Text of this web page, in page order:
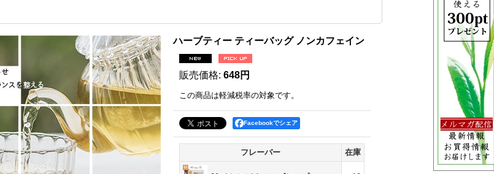
ハーブティー ティーバッグ ノンカフェイン
販売価格: 648円
この商品は軽減税率の対象です。
Facebookでシェア
フレーバー 在庫